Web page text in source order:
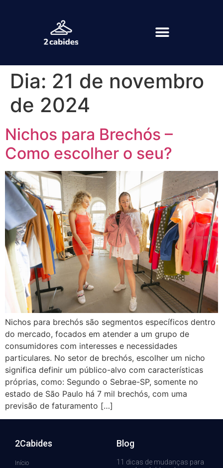
Dia: 21 de novembro
de 2024
Nichos para Brechós –
Como escolher o seu?
Nichos para brechós são segmentos específicos dentro
do mercado, focados em atender a um grupo de
consumidores com interesses e necessidades
particulares. No setor de brechós, escolher um nicho
significa definir um público-alvo com características
próprias, como: Segundo o Sebrae-SP, somente no
estado de São Paulo há 7 mil brechós, com uma
previsão de faturamento […]
2Cabides
Início
Blog
11 dicas de mudanças para